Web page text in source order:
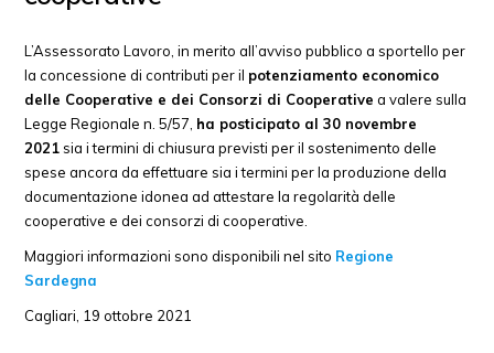
L’Assessorato Lavoro, in merito all’avviso pubblico a sportello per
la concessione di contributi per il potenziamento economico
delle Cooperative e dei Consorzi di Cooperative a valere sulla
Legge Regionale n. 5/57, ha posticipato al 30 novembre
2021sia i termini di chiusura previsti per il sostenimento delle
spese ancora da effettuare sia i termini per la produzione della
documentazione idonea ad attestare la regolarità delle
cooperative e dei consorzi di cooperative.
Maggiori informazioni sono disponibili nel sito Regione
Sardegna
Cagliari, 19 ottobre 2021